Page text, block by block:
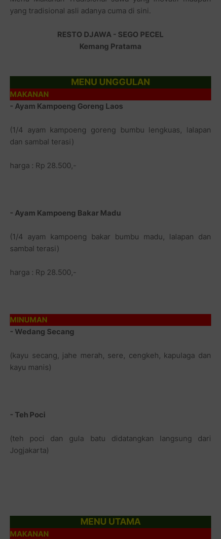
yang tradisional asli adanya cuma di sini.
RESTO DJAWA - SEGO PECEL
Kemang Pratama
MENU UNGGULAN
MAKANAN
- Ayam Kampoeng Goreng Laos
(1/4 ayam kampoeng goreng bumbu lengkuas, lalapan
dan sambal terasi)
harga : Rp 28.500,-
- Ayam Kampoeng Bakar Madu
(1/4 ayam kampoeng bakar bumbu madu, lalapan dan
sambal terasi)
harga : Rp 28.500,-
MINUMAN
- Wedang Secang
(kayu secang, jahe merah, sere, cengkeh, kapulaga dan
kayu manis)
- Teh Poci
(teh poci dan gula batu didatangkan langsung dari
Jogjakarta)
MENU UTAMA
MAKANAN